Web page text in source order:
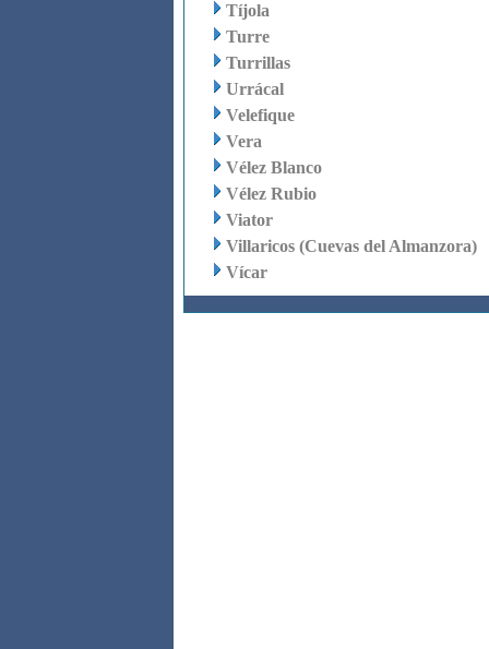
Tíjola
Turre
Turrillas
Urrácal
Velefique
Vera
Vélez Blanco
Vélez Rubio
Viator
Villaricos (Cuevas del Almanzora)
Vícar